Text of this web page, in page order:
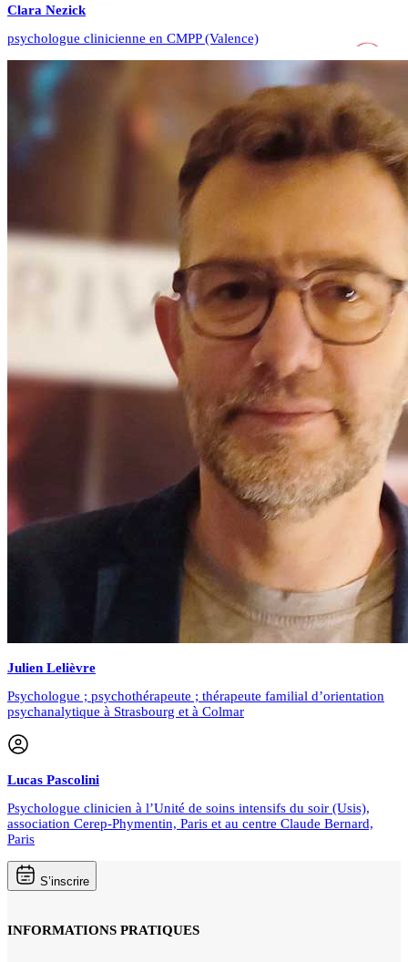
Clara Nezick
psychologue clinicienne en CMPP (Valence)
Julien Lelièvre
Psychologue ; psychothérapeute ; thérapeute familial d’orientation
psychanalytique à Strasbourg et à Colmar
Lucas Pascolini
Psychologue clinicien à l’Unité de soins intensifs du soir (Usis),
association Cerep-Phymentin, Paris et au centre Claude Bernard,
Paris
S’inscrire
INFORMATIONS PRATIQUES